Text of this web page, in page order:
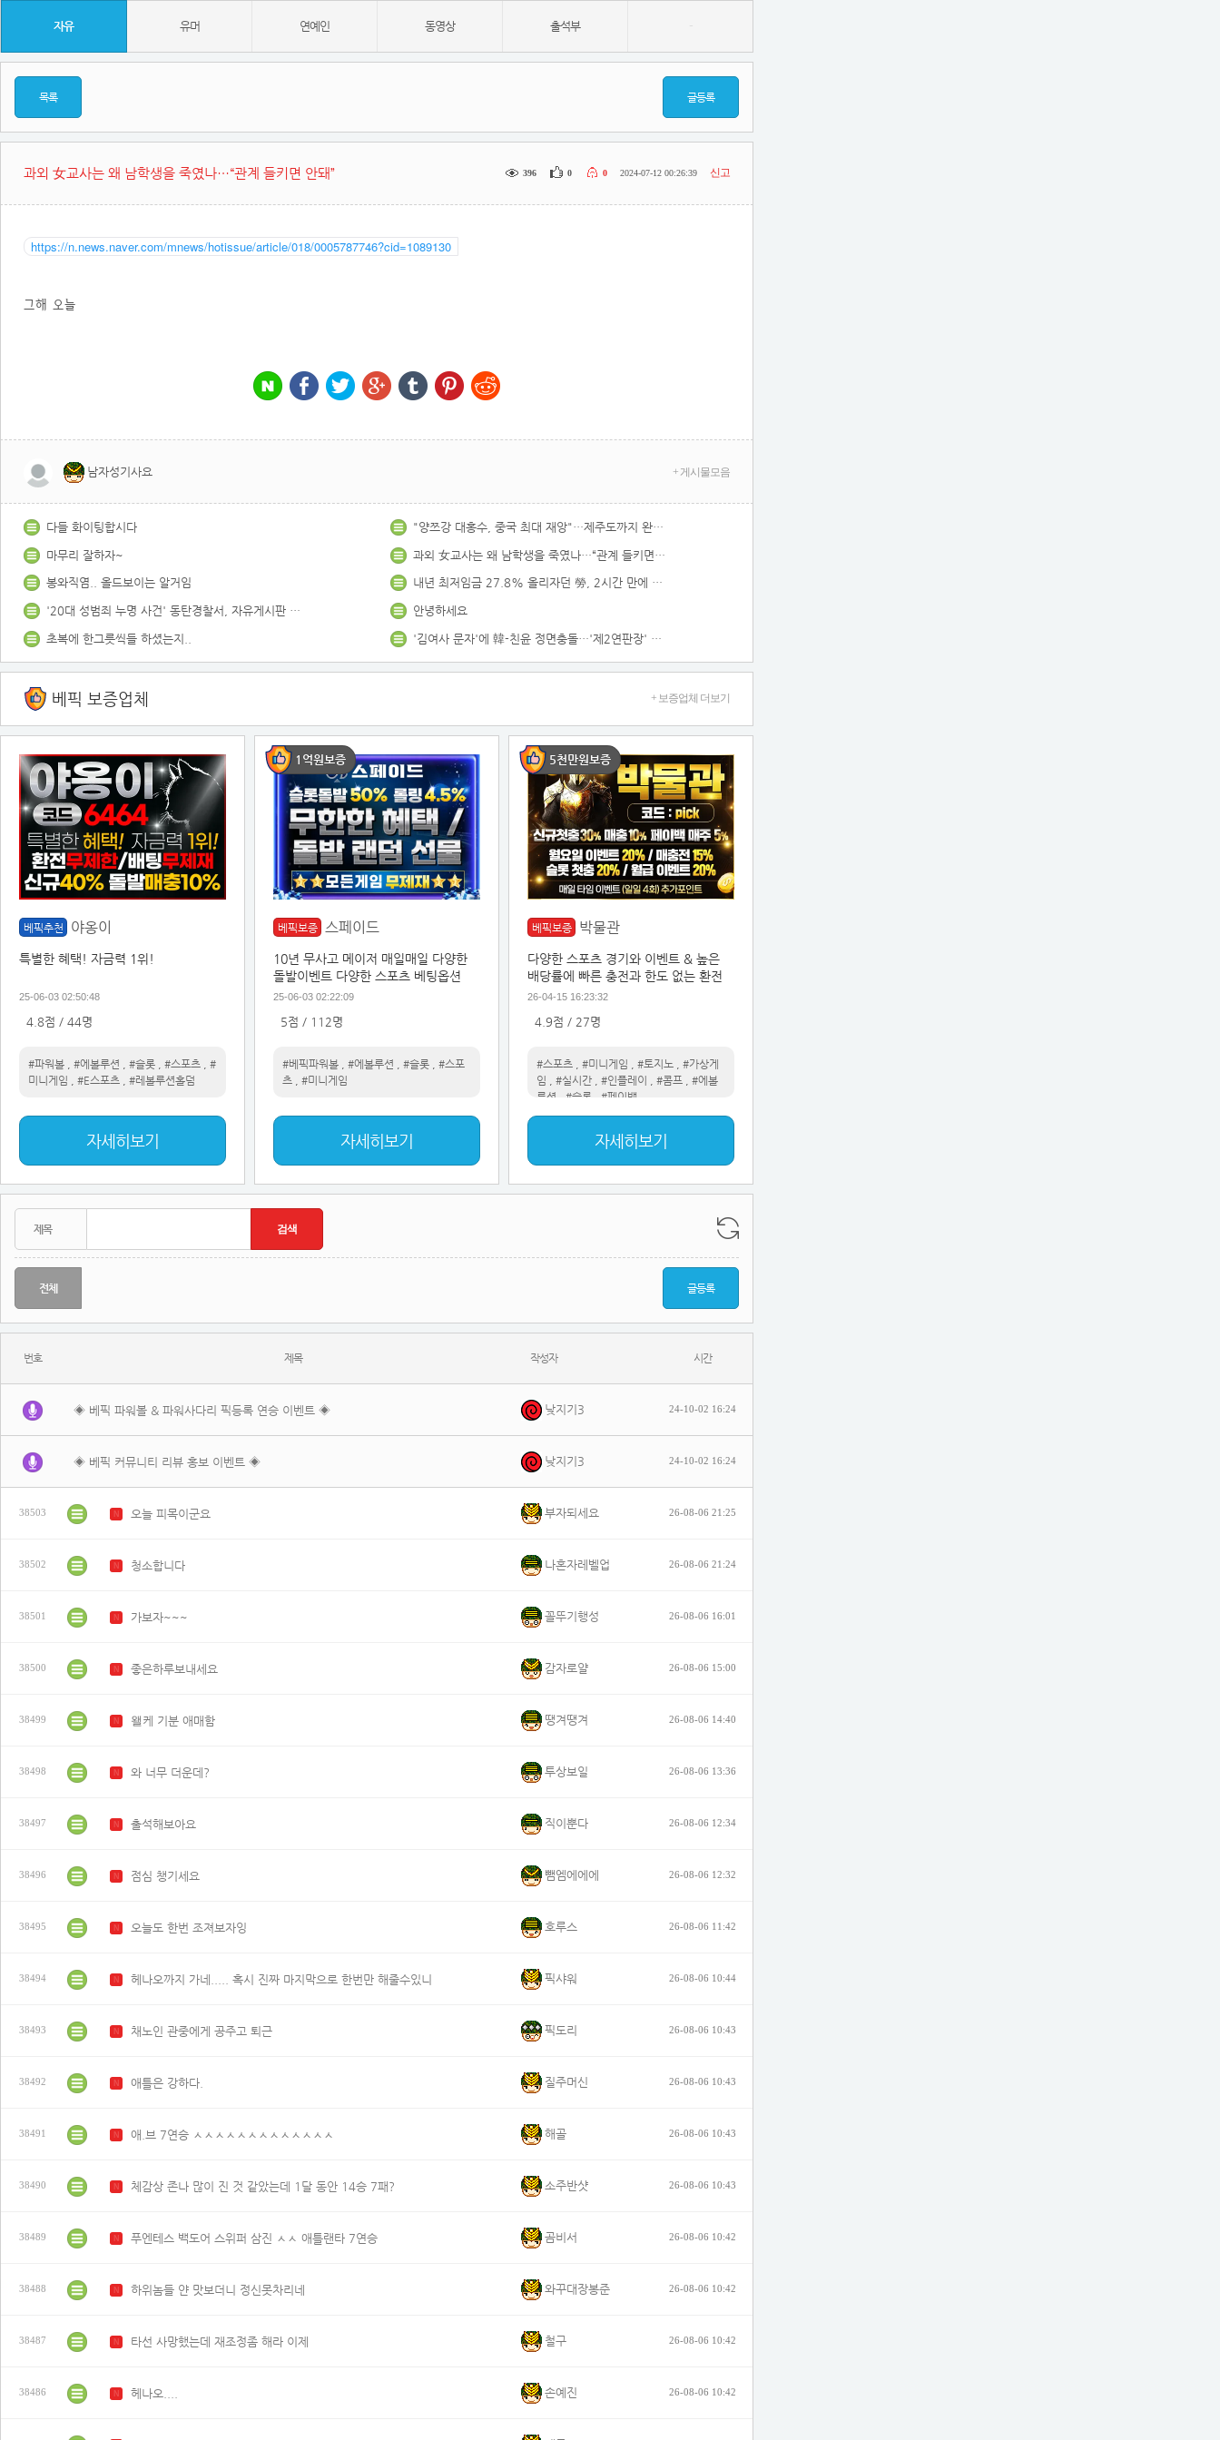
자유 유머 연예인 동영상 출석부 -
글등록
목록
과외 女교사는 왜 남학생을 죽였나…“관계 들키면 안돼” 396 0 0 2024-07-12 00:26:39 신고
https://n.news.naver.com/mnews/hotissue/article/018/0005787746?cid=1089130
그해 오늘
남자성기사요 + 게시물모음
다들 화이팅합시다
마무리 잘하자~
봉와직염.. 올드보이는 알거임
'20대 성범죄 누명 사건' 동탄경찰서, 자유게시판 폐쇄
초복에 한그릇씩들 하셨는지..
"양쯔강 대홍수, 중국 최대 재앙"…제주도까지 완전 비상 / SBS / 모아보는 뉴스
과외 女교사는 왜 남학생을 죽였나…“관계 들키면 안돼”
내년 최저임금 27.8% 올리자던 勞, 2시간 만에 인상폭 ‘절반’
안녕하세요
'김여사 문자'에 韓-친윤 정면충돌…'제2연판장' 우려도(종합)
베픽 보증업체 + 보증업체 더보기
베픽추천 야옹이
특별한 혜택! 자금력 1위!
25-06-03 02:50:48
4.8점 / 44명
#파워볼 #에볼루션 #슬롯 #스포츠
#
미니게임
#E스포츠 #레볼루션홀덤
자세히보기
1억원보증
베픽보증 스페이드
10년 무사고 메이저 매일매일 다양한
돌발이벤트 다양한 스포츠 베팅옵션
25-06-03 02:22:09
5점 / 112명
#베픽파워볼 #에볼루션 #슬롯
#스포
츠
#미니게임
자세히보기
5천만원보증
베픽보증 박물관
다양한 스포츠 경기와 이벤트 & 높은
배당률에 빠른 충전과 한도 없는 환전
26-04-15 16:23:32
4.9점 / 27명
#스포츠 #미니게임 #토지노
#가상게
임
#실시간 #인플레이 #콤프
#에볼
루션
#슬롯 #페이백
자세히보기
전체 글등록
번호 제목 작성자 시간
◈ 베픽 파워볼 & 파워사다리 픽등록 연승 이벤트 ◈ 낮지기3 24-10-02 16:24
◈ 베픽 커뮤니티 리뷰 홍보 이벤트 ◈ 낮지기3 24-10-02 16:24
38503 N 오늘 피목이군요 부자되세요 26-08-06 21:25
38502 N 청소합니다 나혼자레벨업 26-08-06 21:24
38501 N 가보자~~~ 꼴뚜기행성 26-08-06 16:01
38500 N 좋은하루보내세요 감자로얄 26-08-06 15:00
38499 N 왤케 기분 애매함 땡겨땡겨 26-08-06 14:40
38498 N 와 너무 더운데? 투상보일 26-08-06 13:36
38497 N 출석해보아요 직이뿐다 26-08-06 12:34
38496 N 점심 챙기세요 뺌엠에에에 26-08-06 12:32
38495 N 오늘도 한번 조져보자잉 호루스 26-08-06 11:42
38494 N 헤나오까지 가네..... 혹시 진짜 마지막으로 한번만 해줄수있니 픽샤워 26-08-06 10:44
38493 N 채노인 관중에게 공주고 퇴근 픽도리 26-08-06 10:43
38492 N 애틀은 강하다. 질주머신 26-08-06 10:43
38491 N 애.브 7연승 ㅅㅅㅅㅅㅅㅅㅅㅅㅅㅅㅅㅅㅅ 해골 26-08-06 10:43
38490 N 체감상 존나 많이 진 것 같았는데 1달 동안 14승 7패? 소주반샷 26-08-06 10:43
38489 N 푸엔테스 백도어 스위퍼 삼진 ㅅㅅ 애틀랜타 7연승 곰비서 26-08-06 10:42
38488 N 하위놈들 얀 맛보더니 정신못차리네 와꾸대장봉준 26-08-06 10:42
38487 N 타선 사망했는데 재조정좀 해라 이제 철구 26-08-06 10:42
38486 N 헤나오.... 손예진 26-08-06 10:42